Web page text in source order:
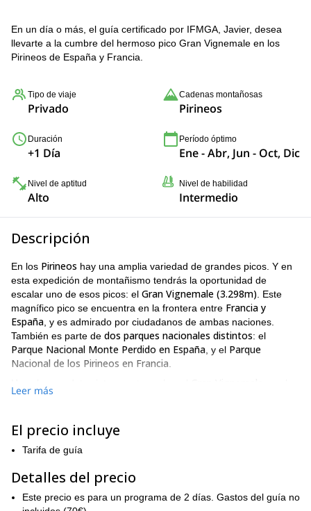
En un día o más, el guía certificado por IFMGA, Javier, desea
llevarte a la cumbre del hermoso pico Gran Vignemale en los
Pirineos de España y Francia.
Tipo de viaje
Privado
Cadenas montañosas
Pirineos
Duración
+1 Día
Período óptimo
Ene - Abr, Jun - Oct, Dic
Nivel de aptitud
Alto
Nivel de habilidad
Intermedio
Descripción
En los Pirineos hay una amplia variedad de grandes picos. Y en
esta expedición de montañismo tendrás la oportunidad de
escalar uno de esos picos: el Gran Vignemale (3.298m) . Este
magnífico pico se encuentra en la frontera entre Francia y
España , y es admirado por ciudadanos de ambas naciones.
También es parte de dos parques nacionales distintos: el
Parque Nacional Monte Perdido en España , y el Parque
Nacional de los Pirineos en Francia
hacen aún más impresionante. En primer lugar, es el pico más
pocos picos en los Pirineos
Increíblemente pintoresco, las vistas que tendrás de los
durante la ascensión y especialmente desde la cumbre de la
montaña, son espectaculares. Aunque esta ascensión se puede
realizar en unsolo día , se recomienda hacerla en
dos días. Esto te otorgará más vistas grandiosas y hará que la
Leer más
El precio incluye
Tarifa de guía
Detalles del precio
Este precio es para un programa de 2 días. Gastos del guía no